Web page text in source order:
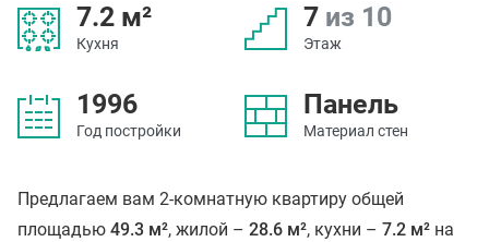
7.2 м²
Кухня
7 из 10
Этаж
1996
Год постройки
Панель
Материал стен
Предлагаем вам 2-комнатную квартиру общей
площадью 49.3 м², жилой – 28.6 м², кухни – 7.2 м² на